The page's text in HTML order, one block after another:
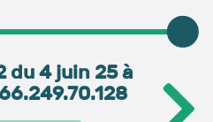
e
du 4 juin 25 à